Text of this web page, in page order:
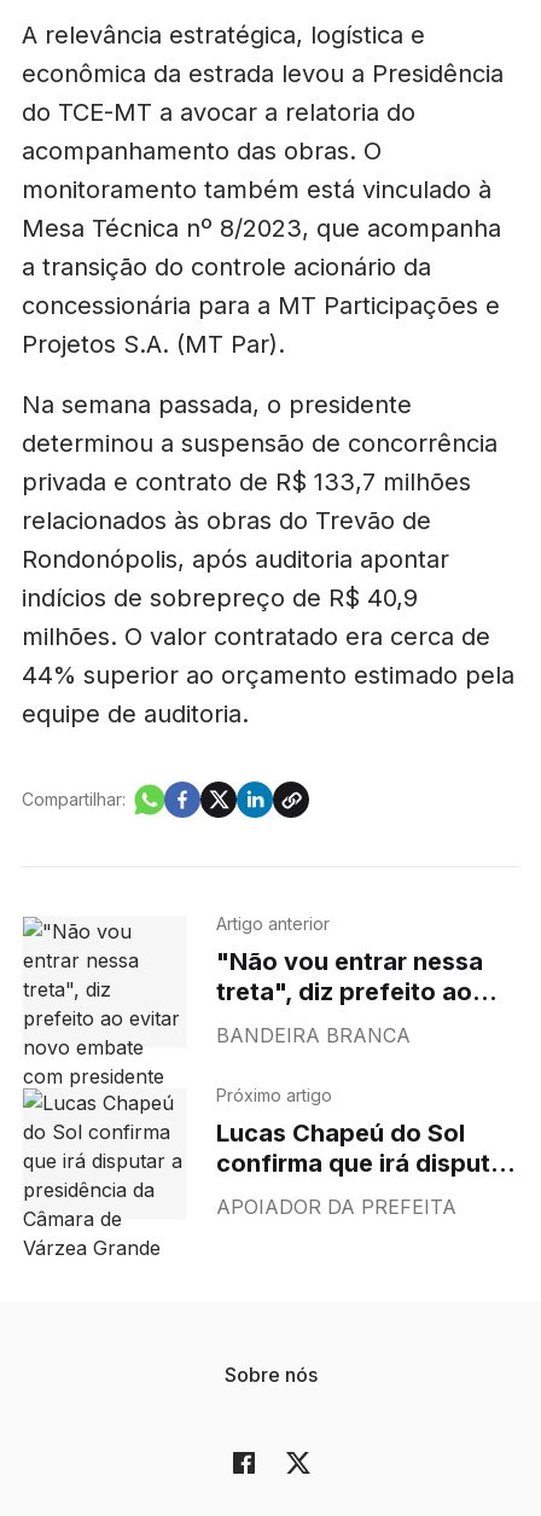
A relevância estratégica, logística e
econômica da estrada levou a Presidência
do TCE-MT a avocar a relatoria do
acompanhamento das obras. O
monitoramento também está vinculado à
Mesa Técnica nº 8/2023, que acompanha
a transição do controle acionário da
concessionária para a MT Participações e
Projetos S.A. (MT Par).
Na semana passada, o presidente
determinou a suspensão de concorrência
privada e contrato de R$ 133,7 milhões
relacionados às obras do Trevão de
Rondonópolis, após auditoria apontar
indícios de sobrepreço de R$ 40,9
milhões. O valor contratado era cerca de
44% superior ao orçamento estimado pela
equipe de auditoria.
Compartilhar:
Artigo anterior
"Não vou entrar nessa
treta", diz prefeito ao
evitar novo embate com
presidente da
Assembleia
BANDEIRA BRANCA
Próximo artigo
Lucas Chapeú do Sol
confirma que irá disputar
a presidência da Câmara
de Várzea Grande
APOIADOR DA PREFEITA
Sobre nós